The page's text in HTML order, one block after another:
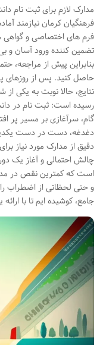
مدارک لازم برای ثبت نام
فرهنگیان کرمان نیازمند
فرم های اختصاصی و
تضمین کننده ورود آسان و
بنابراین پیش از مراجعه،
حاصل کنید. پس از روزهای
نتایج، حالا نوبت به یکی
رسیده است: ثبت نام در
گام، سرآغازی بر مسیر پر
دغدغه، دست در دست
دقیق از مدارک مورد نیاز
چالش احتمالی و آغاز یک
است که کمترین نقص در
و حتی لحظاتی از اضطراب را
جامع، کوشیده ایم تا با